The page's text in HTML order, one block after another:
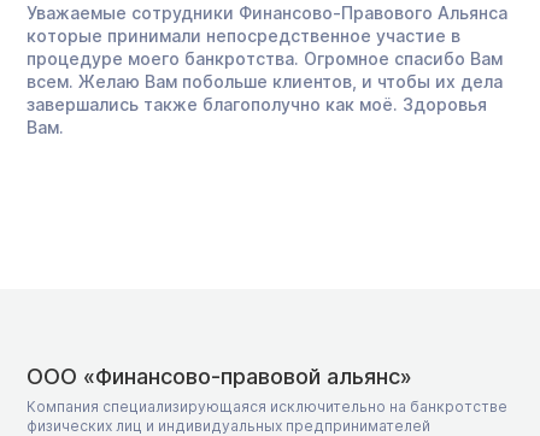
Уважаемые сотрудники Финансово-Правового Альянса
которые принимали непосредственное участие в
процедуре моего банкротства. Огромное спасибо Вам
всем. Желаю Вам побольше клиентов, и чтобы их дела
завершались также благополучно как моё. Здоровья
Вам.
ООО «Финансово-правовой альянс»
Компания специализирующаяся исключительно на банкротстве
физических лиц и индивидуальных предпринимателей